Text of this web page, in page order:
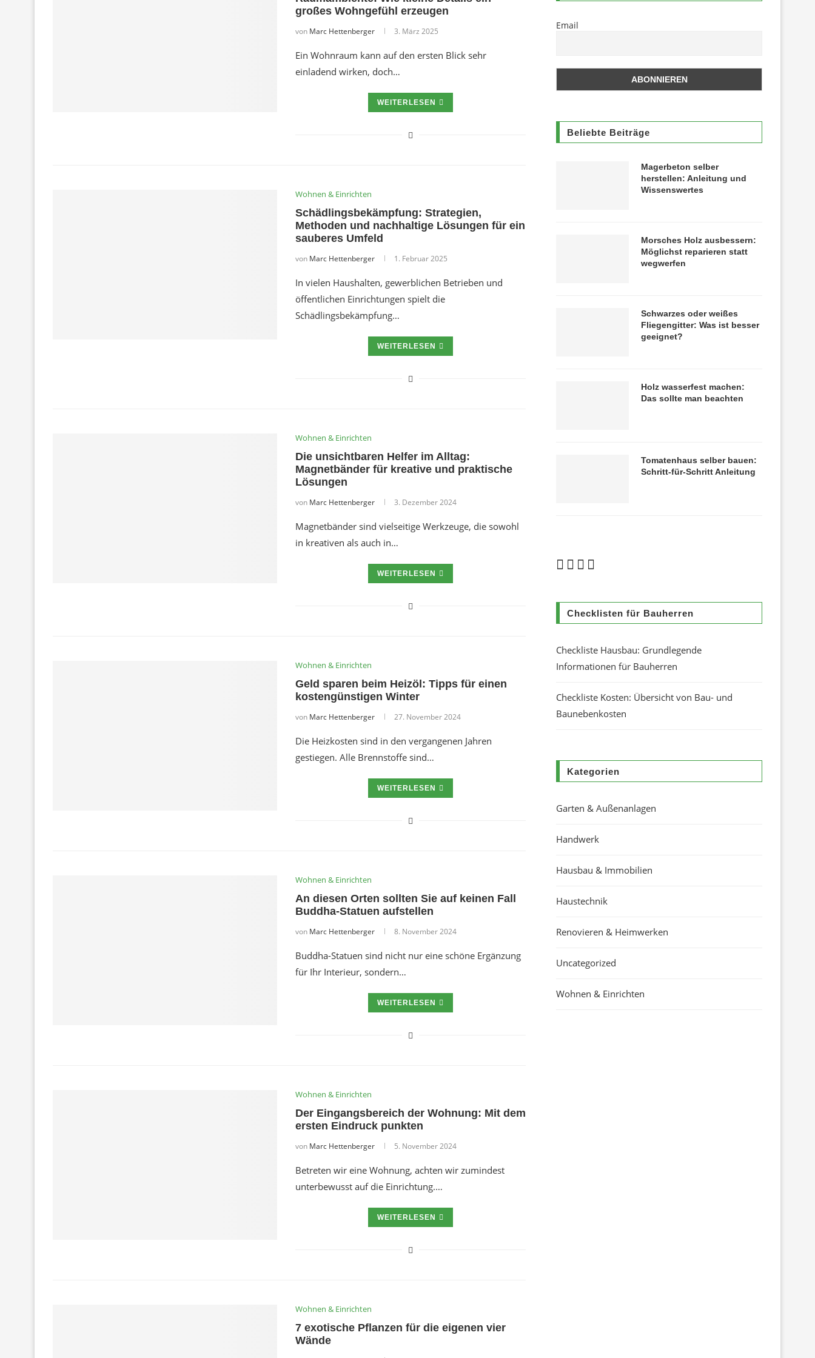
großes Wohngefühl erzeugen
von Marc Hettenberger 3. März 2025
Ein Wohnraum kann auf den ersten Blick sehr
einladend wirken, doch…
WEITERLESEN
Wohnen & Einrichten
Schädlingsbekämpfung: Strategien,
Methoden und nachhaltige Lösungen für ein
sauberes Umfeld
von Marc Hettenberger 1. Februar 2025
In vielen Haushalten, gewerblichen Betrieben und
öffentlichen Einrichtungen spielt die
Schädlingsbekämpfung…
WEITERLESEN
Wohnen & Einrichten
Die unsichtbaren Helfer im Alltag:
Magnetbänder für kreative und praktische
Lösungen
von Marc Hettenberger 3. Dezember 2024
Magnetbänder sind vielseitige Werkzeuge, die sowohl
in kreativen als auch in…
WEITERLESEN
Wohnen & Einrichten
Geld sparen beim Heizöl: Tipps für einen
kostengünstigen Winter
von Marc Hettenberger 27. November 2024
Die Heizkosten sind in den vergangenen Jahren
gestiegen. Alle Brennstoffe sind…
WEITERLESEN
Wohnen & Einrichten
An diesen Orten sollten Sie auf keinen Fall
Buddha-Statuen aufstellen
von Marc Hettenberger 8. November 2024
Buddha-Statuen sind nicht nur eine schöne Ergänzung
für Ihr Interieur, sondern…
WEITERLESEN
Wohnen & Einrichten
Der Eingangsbereich der Wohnung: Mit dem
ersten Eindruck punkten
von Marc Hettenberger 5. November 2024
Betreten wir eine Wohnung, achten wir zumindest
unterbewusst auf die Einrichtung.…
WEITERLESEN
Wohnen & Einrichten
7 exotische Pflanzen für die eigenen vier
Wände
Email
Beliebte Beiträge
Magerbeton selber
herstellen: Anleitung und
Wissenswertes
Morsches Holz ausbessern:
Möglichst reparieren statt
wegwerfen
Schwarzes oder weißes
Fliegengitter: Was ist besser
geeignet?
Holz wasserfest machen:
Das sollte man beachten
Tomatenhaus selber bauen:
Schritt-für-Schritt Anleitung
Checklisten für Bauherren
Checkliste Hausbau: Grundlegende
Informationen für Bauherren
Checkliste Kosten: Übersicht von Bau- und
Baunebenkosten
Kategorien
Garten & Außenanlagen
Handwerk
Hausbau & Immobilien
Haustechnik
Renovieren & Heimwerken
Uncategorized
Wohnen & Einrichten